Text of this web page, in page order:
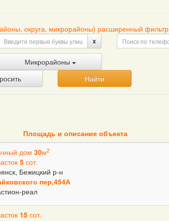
округа, микрорайоны) расширенный фильтр
x
Микрорайоны
Найти
Площадь и описание объекта
дом 30м2
5 сот.
Бежицкий р-н
пер,454А
реал
15 сот.